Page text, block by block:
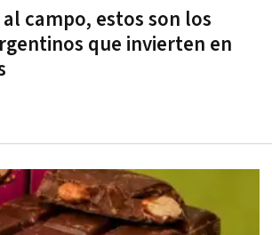
campo, estos son los
que invierten en